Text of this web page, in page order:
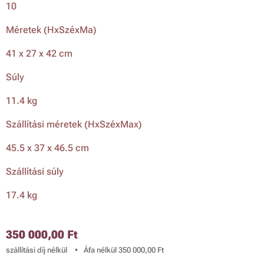
10
Méretek (HxSzéxMa)
41 x 27 x 42 cm
Súly
11.4 kg
Szállítási méretek (HxSzéxMax)
45.5 x 37 x 46.5 cm
Szállítási súly
17.4 kg
350 000,00 Ft
szállítási díj nélkül Áfa nélkül 350 000,00 Ft